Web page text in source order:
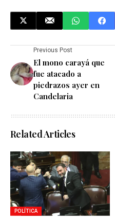
Previous Post
El mono carayá que
fue atacado a
piedrazos ayer en
Candelaria
Related Articles
POLÍTICA